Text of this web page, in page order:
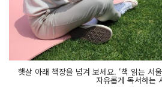
햇살 아래 책장을 넘겨 보세요. ‘책 읽는 서
자유롭게 독서하는